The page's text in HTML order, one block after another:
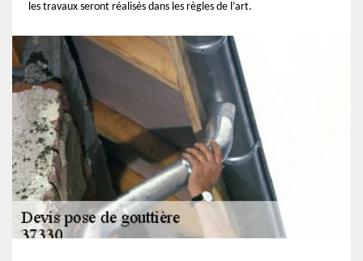
les travaux seront réalisés dans les règles de l’art.